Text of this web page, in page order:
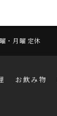
・月曜 定休
お飲み物